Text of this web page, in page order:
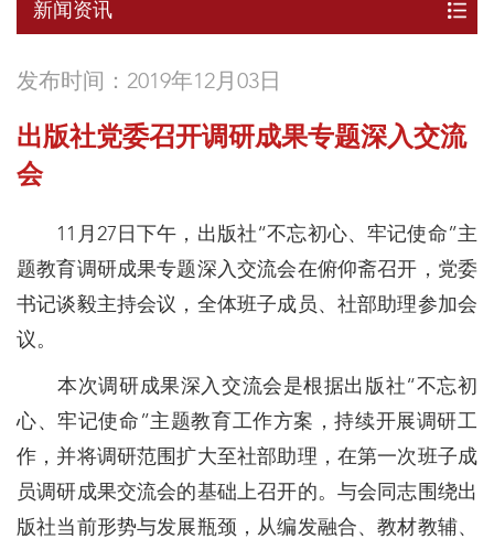
新闻资讯
发布时间：2019年12月03日
出版社党委召开调研成果专题深入交流
会
11月27日下午，出版社“不忘初心、牢记使命”主
题教育调研成果专题深入交流会在俯仰斋召开，党委
书记谈毅主持会议，全体班子成员、社部助理参加会
议。
本次调研成果深入交流会是根据出版社“不忘初
心、牢记使命”主题教育工作方案，持续开展调研工
作，并将调研范围扩大至社部助理，在第一次班子成
员调研成果交流会的基础上召开的。与会同志围绕出
版社当前形势与发展瓶颈，从编发融合、教材教辅、